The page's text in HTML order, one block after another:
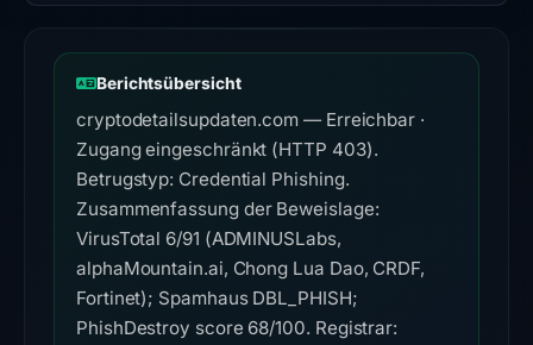
Berichtsübersicht
cryptodetailsupdaten.com — Erreichbar ·
Zugang eingeschränkt (HTTP 403).
Betrugstyp: Credential Phishing.
Zusammenfassung der Beweislage:
VirusTotal 6/91 (ADMINUSLabs,
alphaMountain.ai, Chong Lua Dao, CRDF,
Fortinet); Spamhaus DBL_PHISH;
PhishDestroy score 68/100. Registrar: